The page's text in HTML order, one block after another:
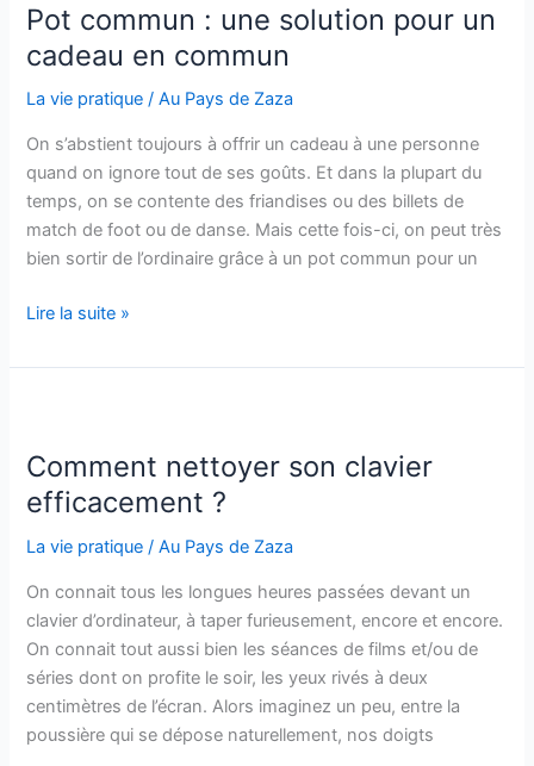
une
boisson
Pot commun : une solution pour un
cadeau en commun
La vie pratique /Au Pays de Zaza
On s’abstient toujours à offrir un cadeau à une personne
quand on ignore tout de ses goûts. Et dans la plupart du
temps, on se contente des friandises ou des billets de
match de foot ou de danse. Mais cette fois-ci, on peut très
bien sortir de l’ordinaire grâce à un pot commun pour un
Pot
une
un
cadeau
en
commun
Lire la suite »
Comment nettoyer son clavier
efficacement ?
La vie pratique /Au Pays de Zaza
On connait tous les longues heures passées devant un
clavier d’ordinateur, à taper furieusement, encore et encore.
On connait tout aussi bien les séances de films et/ou de
séries dont on profite le soir, les yeux rivés à deux
centimètres de l’écran. Alors imaginez un peu, entre la
poussière qui se dépose naturellement, nos doigts